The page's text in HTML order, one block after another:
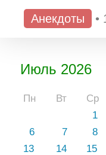
Анекдоты •
Июль 2026
Пн Вт Ср
1
6
7 8
13
14 15